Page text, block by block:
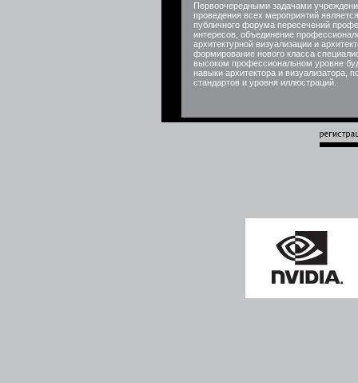
Первоочередными задачами
проведения всех мероприятий
публичного форума пересечений
интересов, объединение
архитектурной визуализации и
формирование нового класса
высоком профессиональном уровне
навыки архитектора и визуализатора,
стандартов и уровня иллюстраций.